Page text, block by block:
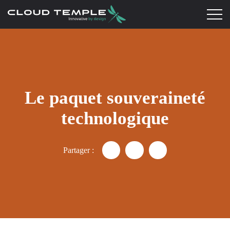
Le paquet souveraineté
technologique
Partager : Partager "Le paquet
Partager "Le paquet
Partager "Le